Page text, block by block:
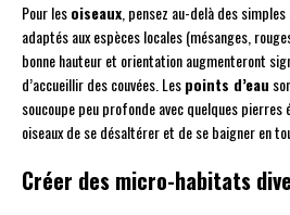
Pour lesoiseaux , pensez au-delà des
adaptés aux espèces locales (mésanges,
bonne hauteur et orientation augmenteront
d’accueillir des couvées. Lespoints d’eau
soucoupe peu profonde avec quelques
oiseaux de se désaltérer et de se baigner en
Créer des micro-habitats